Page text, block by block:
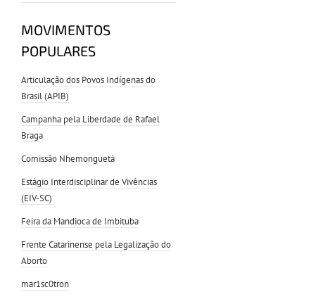
MOVIMENTOS
POPULARES
Articulação dos Povos Indígenas do
Brasil (APIB)
Campanha pela Liberdade de Rafael
Braga
Comissão Nhemonguetá
Estágio Interdisciplinar de Vivências
(EIV-SC)
Feira da Mandioca de Imbituba
Frente Catarinense pela Legalização do
Aborto
mar1sc0tron